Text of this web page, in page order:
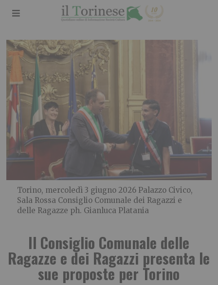
Torino, mercoledì 3 giugno 2026 Palazzo Civico,
Sala Rossa Consiglio Comunale dei Ragazzi e
delle Ragazze ph. Gianluca Platania
Il Consiglio Comunale delle
Ragazze e dei Ragazzi presenta le
sue proposte per Torino